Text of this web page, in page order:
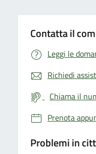
Contatta il
Leggi le
Richiedi
Chiama il
Prenota
Problemi in